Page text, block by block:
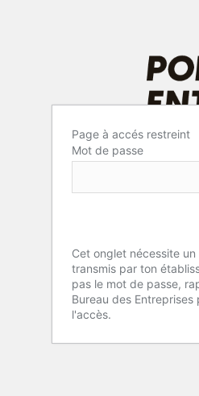
Page à accés restreint
Mot de passe
Cet onglet nécessite
transmis par ton
pas le mot de passe,
Bureau des
l'accès.